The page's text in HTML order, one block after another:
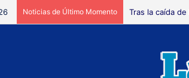
Noticias de Último Momento Tras la caída